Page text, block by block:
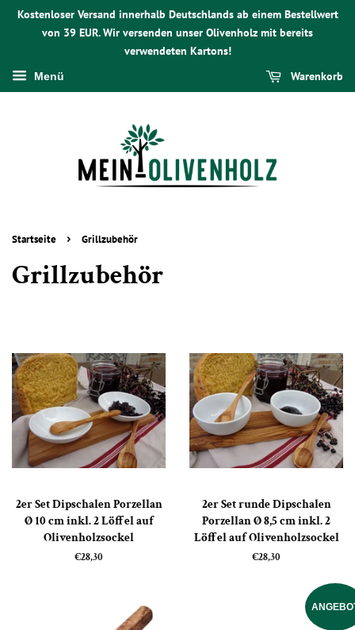
Kostenloser Versand innerhalb Deutschlands ab einem Bestellwert
von 39 EUR. Wir versenden unser Olivenholz mit bereits
verwendeten Kartons!
Menü Warenkorb
Startseite › Grillzubehör
Grillzubehör
2er Set Dipschalen Porzellan
Ø 10 cm inkl. 2 Löffel auf
Olivenholzsockel
Normaler
€28,30
2er Set runde Dipschalen
Porzellan Ø 8,5 cm inkl. 2
Löffel auf Olivenholzsockel
Normaler
€28,30